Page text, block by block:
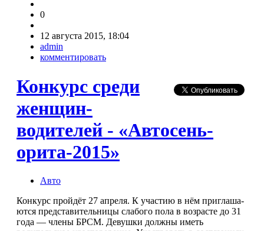
0
12 августа 2015, 18:04
admin
комментировать
Конкурс среди
женщин-
водителей - «Автосень-
орита-2015»
Авто
Конкурс пройдёт 27 апреля. К участию в нём приглаша­
ются представительницы слабого пола в возрасте до 31
го­да — члены БРСМ. Девушки должны иметь